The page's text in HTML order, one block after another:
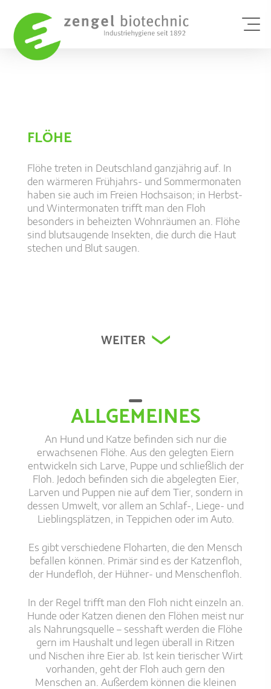
Kontakt/
FLÖHE
Flöhe treten in Deutschland ganzjährig auf. In
den wärmeren Frühjahrs- und Sommermonaten
haben sie auch im Freien Hochsaison; in Herbst-
und Wintermonaten trifft man den Floh
besonders in beheizten Wohnräumen an. Flöhe
sind blutsaugende Insekten, die durch die Haut
stechen und Blut saugen.
WEITER
ALLGEMEINES
An Hund und Katze befinden sich nur die
erwachsenen Flöhe. Aus den gelegten Eiern
entwickeln sich Larve, Puppe und schließlich der
Floh. Jedoch befinden sich die abgelegten Eier,
Larven und Puppen nie auf dem Tier, sondern in
dessen Umwelt, vor allem an Schlaf-, Liege- und
Lieblingsplätzen, in Teppichen oder im Auto.
Es gibt verschiedene Floharten, die den Mensch
befallen können. Primär sind es der Katzenfloh,
der Hundefloh, der Hühner- und Menschenfloh.
In der Regel trifft man den Floh nicht einzeln an.
Hunde oder Katzen dienen den Flöhen meist nur
als Nahrungsquelle – sesshaft werden die Flöhe
gern im Haushalt und legen überall in Ritzen
und Nischen ihre Eier ab. Ist kein tierischer Wirt
vorhanden, geht der Floh auch gern den
Menschen an. Außerdem können die kleinen